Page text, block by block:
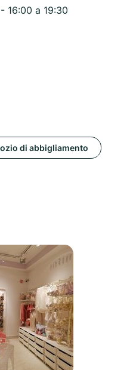
16:00 a 19:30
di abbigliamento